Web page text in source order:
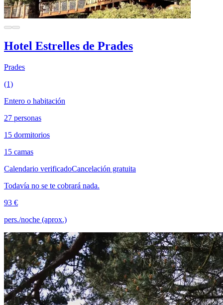
Hotel Estrelles de Prades
Prades
(1)
Entero o habitación
27 personas
15 dormitorios
15 camas
Calendario verificadoCancelación gratuita
Todavía no se te cobrará nada.
93 €
pers./noche (aprox.)